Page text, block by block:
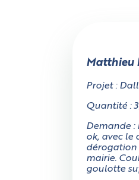
Choisissez votre
Rectangulaire
Matthieu
Projet :
Quantité :
Demande :
ok, avec le
dérogation
mairie.
goulotte